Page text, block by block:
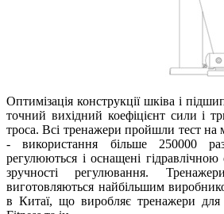
Оптимізація конструкції шківа і
точний вихідний коефіцієнт сили і
троса. Всі тренажери пройшли тест на
- використання більше 250000
регулюються і оснащені
зручності регулювання.
виготовляються найбільшим
в Китаї, що виробляє тренажери